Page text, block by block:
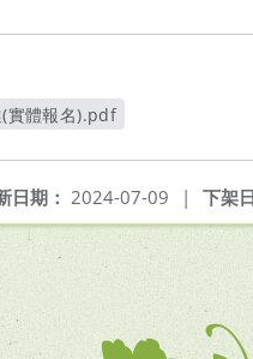
實體報名).pdf
下架
日期： 2024-07-09 |